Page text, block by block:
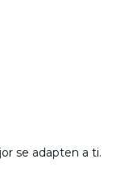
se adapten a ti.